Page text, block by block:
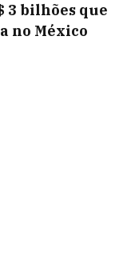
3 bilhões que
no México